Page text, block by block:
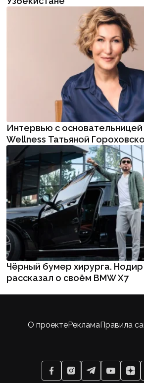
Интервью с основательницей
Wellness Татьяной
Чёрный бумер хирурга.
рассказал о своём BMW X7
О проектеРекламаПравила